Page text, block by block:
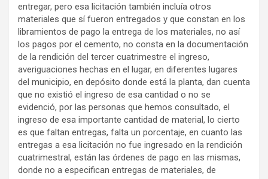
entregar, pero esa licitación también incluía otros
materiales que sí fueron entregados y que constan en los
libramientos de pago la entrega de los materiales, no así
los pagos por el cemento, no consta en la documentación
de la rendición del tercer cuatrimestre el ingreso,
averiguaciones hechas en el lugar, en diferentes lugares
del municipio, en depósito donde está la planta, dan cuenta
que no existió el ingreso de esa cantidad o no se
evidenció, por las personas que hemos consultado, el
ingreso de esa importante cantidad de material, lo cierto
es que faltan entregas, falta un porcentaje, en cuanto las
entregas a esa licitación no fue ingresado en la rendición
cuatrimestral, están las órdenes de pago en las mismas,
donde no a especifican entregas de materiales, de